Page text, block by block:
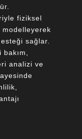
fiziksel
sağlar.
analizi ve